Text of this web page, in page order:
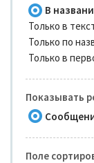
В
Только в
Только по
Только в
Показывать
Поле